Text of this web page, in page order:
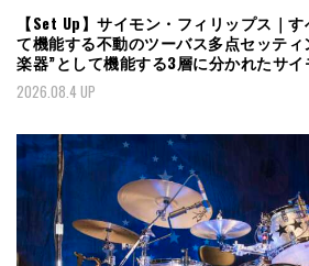
【Set Up】サイモン・フィリップス｜
て機能する不動のツーバス多点セッティ
楽器”として機能する3層に分かれたサ
2026.08.4 UP